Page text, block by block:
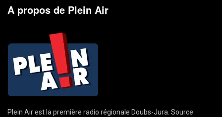
A propos de Plein Air
Plein Air est la première radio régionale Doubs-Jura. Source